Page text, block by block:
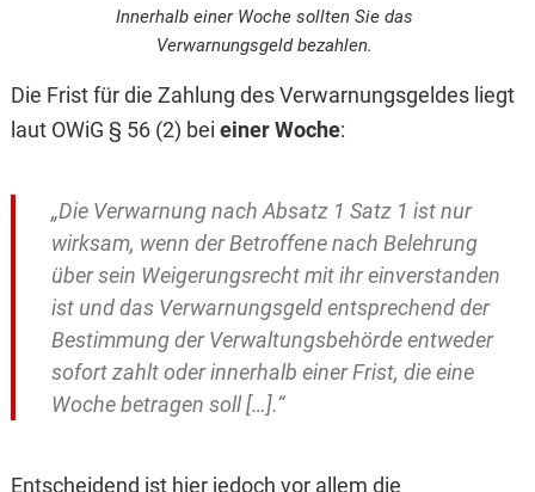
Innerhalb einer Woche sollten Sie das
Verwarnungsgeld bezahlen.
Die Frist für die Zahlung des Verwarnungsgeldes liegt
laut OWiG § 56 (2) bei einer Woche:
„Die Verwarnung nach Absatz 1 Satz 1 ist nur
wirksam, wenn der Betroffene nach Belehrung
über sein Weigerungsrecht mit ihr einverstanden
ist und das Verwarnungsgeld entsprechend der
Bestimmung der Verwaltungsbehörde entweder
sofort zahlt oder innerhalb einer Frist, die eine
Woche betragen soll […].“
Entscheidend ist hier jedoch vor allem die